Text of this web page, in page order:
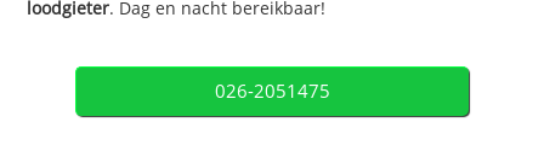
loodgieter. Dag en nacht bereikbaar!
026-2051475